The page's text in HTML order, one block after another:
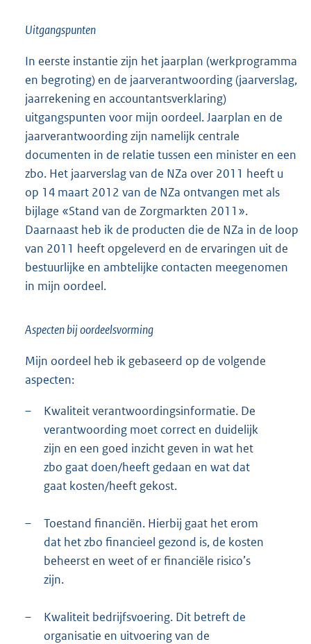
Uitgangspunten
In eerste instantie zijn het jaarplan (werkprogramma
en begroting) en de jaarverantwoording (jaarverslag,
jaarrekening en accountantsverklaring)
uitgangspunten voor mijn oordeel. Jaarplan en de
jaarverantwoording zijn namelijk centrale
documenten in de relatie tussen een minister en een
zbo. Het jaarverslag van de NZa over 2011 heeft u
op 14 maart 2012 van de NZa ontvangen met als
bijlage «Stand van de Zorgmarkten 2011».
Daarnaast heb ik de producten die de NZa in de loop
van 2011 heeft opgeleverd en de ervaringen uit de
bestuurlijke en ambtelijke contacten meegenomen
in mijn oordeel.
Aspecten bij oordeelsvorming
Mijn oordeel heb ik gebaseerd op de volgende
aspecten:
–
Kwaliteit verantwoordingsinformatie. De
verantwoording moet correct en duidelijk
zijn en een goed inzicht geven in wat het
zbo gaat doen/heeft gedaan en wat dat
gaat kosten/heeft gekost.
–
Toestand financiën. Hierbij gaat het erom
dat het zbo financieel gezond is, de kosten
beheerst en weet of er financiële risico’s
zijn.
–
Kwaliteit bedrijfsvoering. Dit betreft de
organisatie en uitvoering van de